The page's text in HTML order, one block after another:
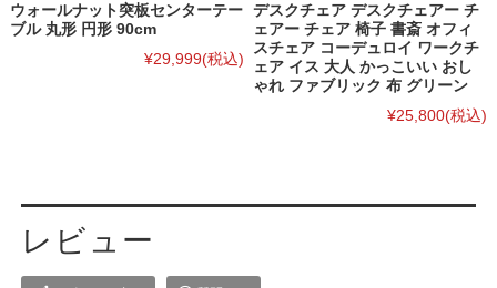
ウォールナット突板センターテー
ブル 丸形 円形 90cm
¥29,999(税込)
デスクチェア デスクチェアー チ
ェアー チェア 椅子 書斎 オフィ
スチェア コーデュロイ ワークチ
ェア イス 大人 かっこいい おし
ゃれ ファブリック 布 グリーン
¥25,800(税込)
レビュー